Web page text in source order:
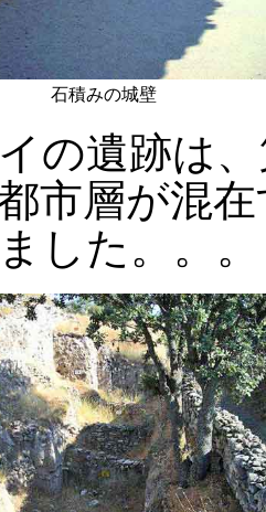
石積みの城壁
の遺跡は
市層が混
した。。。